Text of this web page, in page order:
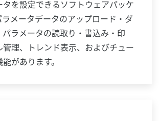
を設定できるソフトウェアパッケ
ラメータデータのアップロード・ダ
パラメータの読取り・書込み・印
管理、トレンド表示、およびチュー
があります。